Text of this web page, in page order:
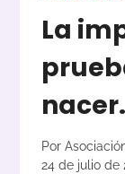
La
nacer.
Por
24 de julio de